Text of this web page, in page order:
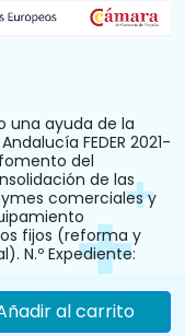
una ayuda de la
FEDER 2021-
del
de las
comerciales y
fijos (reforma y
N.º Expediente:
al carrito